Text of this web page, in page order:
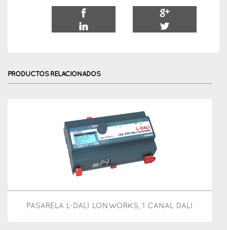
PRODUCTOS RELACIONADOS
PASARELA L-DALI LONWORKS, 1 CANAL DALI